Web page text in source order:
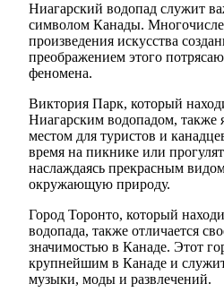
Ниагарский водопад служит
символом Канады.
произведения искусства
преображением этого
феномена.
Виктория Парк, который
Ниагарским водопадом, также
местом для туристов и
время на пикнике или
наслаждаясь прекрасным
окружающую природу.
Город Торонто, который
водопада, также отличается
значимостью в Канаде. Этот
крупнейшим в Канаде и
музыки, моды и развлечений.